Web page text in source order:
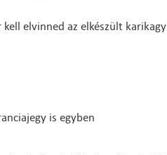
elvinned az elkészült
is egyben